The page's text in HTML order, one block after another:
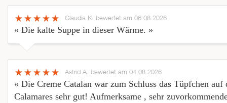
Claudia K. bewertet am 06.08.2026
« Die kalte Suppe in dieser Wärme. »
Astrid A. bewertet am 04.08.2026
« Die Creme Catalan war zum Schluss das Tüpfchen
Calamares sehr gut! Aufmerksame , sehr